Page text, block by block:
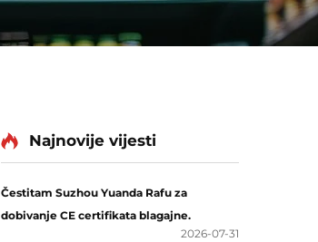
Najnovije vijesti
Čestitam Suzhou Yuanda Rafu za
dobivanje CE certifikata blagajne.
2026-07-31